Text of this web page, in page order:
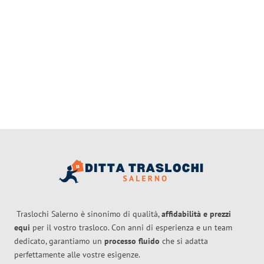
Traslochi Salerno è sinonimo di qualità,affidabilità e prezzi
equi per il vostro trasloco. Con anni di esperienza e un team
dedicato, garantiamo un processo fluido che si adatta
perfettamente alle vostre esigenze.